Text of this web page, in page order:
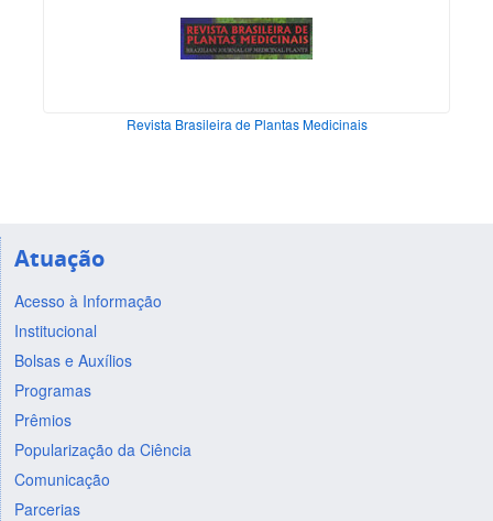
Revista Brasileira de Plantas Medicinais
Atuação
Acesso à Informação
Institucional
Bolsas e Auxílios
Programas
Prêmios
Popularização da Ciência
Comunicação
Parcerias